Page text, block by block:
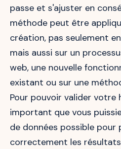
passe et s'ajuster en
méthode peut être
création, pas seulement
mais aussi sur un
web, une nouvelle
existant ou sur une
Pour pouvoir valider votre
important que vous
de données possible
correctement les